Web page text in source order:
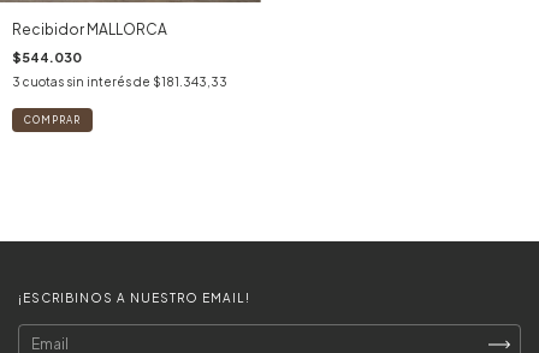
Recibidor MALLORCA
$544.030
3 cuotas sin interés de $181.343,33
¡ESCRIBINOS A NUESTRO EMAIL!